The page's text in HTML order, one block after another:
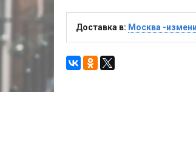
Доставка в: Москва -